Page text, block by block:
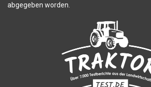
abgegeben worden.